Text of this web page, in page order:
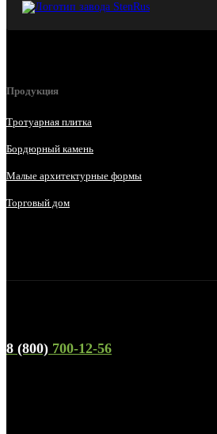
Продукция
Тротуарная плитка
Бордюрный камень
Малые архитектурные формы
Торговый дом
8 (800) 700-12-56